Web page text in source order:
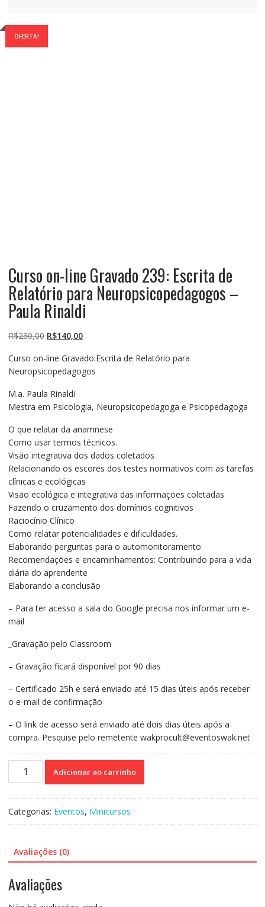
OFERTA!
Curso on-line Gravado 239: Escrita de
Relatório para Neuropsicopedagogos –
Paula Rinaldi
R$230,00 O
original
era:
R$140,00O
atual
é:
Curso on-line Gravado:Escrita de Relatório para
Neuropsicopedagogos
M.a. Paula Rinaldi
Mestra em Psicologia, Neuropsicopedagoga e Psicopedagoga
O que relatar da anamnese
Como usar termos técnicos.
Visão integrativa dos dados coletados
Relacionando os escores dos testes normativos com as tarefas
clínicas e ecológicas
Visão ecológica e integrativa das informações coletadas
Fazendo o cruzamento dos domínios cognitivos
Raciocínio Clínico
Como relatar potencialidades e dificuldades.
Elaborando perguntas para o automonitoramento
Recomendações e encaminhamentos: Contribuindo para a vida
diária do aprendente
Elaborando a conclusão
– Para ter acesso a sala do Google precisa nos informar um e-
mail
_Gravação pelo Classroom
– Gravação ficará disponível por 90 dias
– Certificado 25h e será enviado até 15 dias úteis após receber
o e-mail de confirmação
– O link de acesso será enviado até dois dias úteis após a
compra. Pesquise pelo remetente wakprocult@eventoswak.net
Curso
239:
Relatório
Neuropsicopedagogos
Adicionar ao carrinho
Categorias: Eventos, Minicursos
Avaliações (0)
Avaliações